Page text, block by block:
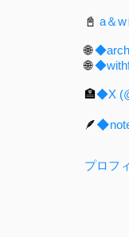
📓 a＆w
🌐
🌐
🏣◆X
🪶
プロフ